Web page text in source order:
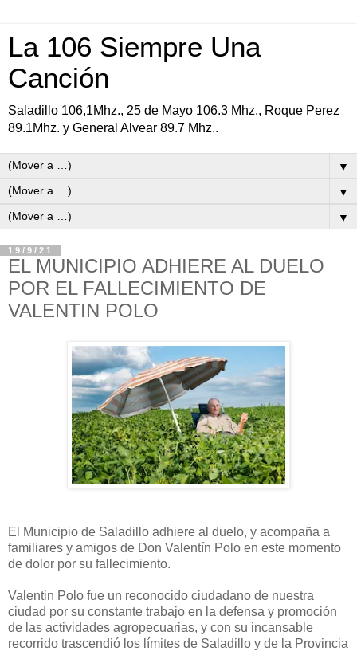
La 106 Siempre Una
Canción
Saladillo 106,1Mhz., 25 de Mayo 106.3 Mhz., Roque Perez
89.1Mhz. y General Alvear 89.7 Mhz..
▼
▼
▼
19/9/21
EL MUNICIPIO ADHIERE AL DUELO
POR EL FALLECIMIENTO DE
VALENTIN POLO
El Municipio de Saladillo adhiere al duelo, y acompaña a
familiares y amigos de Don Valentín Polo en este momento
de dolor por su fallecimiento.
Valentin Polo fue un reconocido ciudadano de nuestra
ciudad por su constante trabajo en la defensa y promoción
de las actividades agropecuarias, y con su incansable
recorrido trascendió los límites de Saladillo y de la Provincia